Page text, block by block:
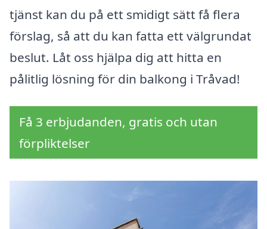
tjänst kan du på ett smidigt sätt få flera
förslag, så att du kan fatta ett välgrundat
beslut. Låt oss hjälpa dig att hitta en
pålitlig lösning för din balkong i Tråvad!
Få 3 erbjudanden, gratis och utan
förpliktelser